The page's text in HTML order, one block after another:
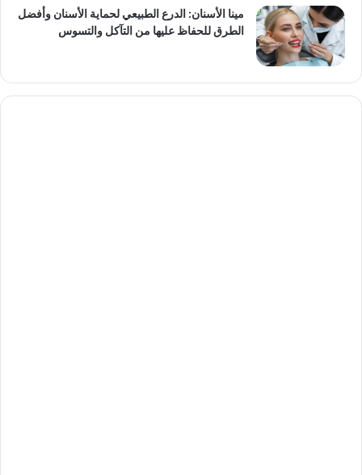
مينا الأسنان: الدرع الطبيعي لحماية الأسنان وأفضل
الطرق للحفاظ عليها من التآكل والتسوس